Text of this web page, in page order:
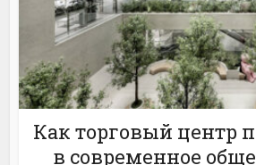
Как торговый центр
в современное